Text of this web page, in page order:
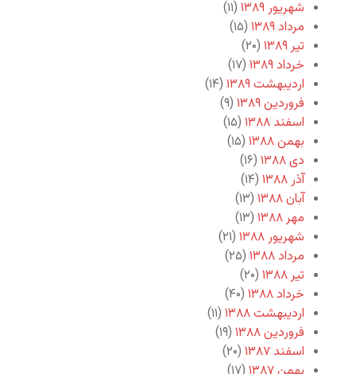
شهریور ۱۳۸۹
(۱۱)
مرداد ۱۳۸۹
(۱۵)
تیر ۱۳۸۹
(۲۰)
خرداد ۱۳۸۹
(۱۷)
اردیبهشت ۱۳۸۹
(۱۴)
فروردین ۱۳۸۹
(۹)
اسفند ۱۳۸۸
(۱۵)
بهمن ۱۳۸۸
(۱۵)
دی ۱۳۸۸
(۱۶)
آذر ۱۳۸۸
(۱۴)
آبان ۱۳۸۸
(۱۳)
مهر ۱۳۸۸
(۱۳)
شهریور ۱۳۸۸
(۲۱)
مرداد ۱۳۸۸
(۲۵)
تیر ۱۳۸۸
(۲۰)
خرداد ۱۳۸۸
(۴۰)
اردیبهشت ۱۳۸۸
(۱۱)
فروردین ۱۳۸۸
(۱۹)
اسفند ۱۳۸۷
(۲۰)